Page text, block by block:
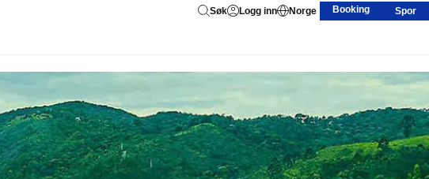
Søk Logg inn Norge Booking Spor